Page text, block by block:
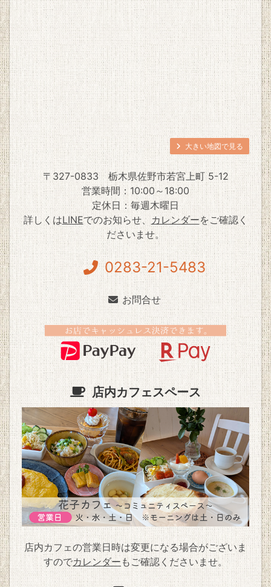
大きい地図で見る
〒327-0833
栃木県佐野市若宮上町 5-12
営業時間：10:00～18:00
定休日：毎週木曜日
詳しくはLINEでのお知らせ、 カレンダーをご確認く
ださいませ。
0283-21-5483
お問合せ
店内カフェスペース
店内カフェの営業日時は変更になる場合がございま
すのでカレンダー もご確認くださいませ。